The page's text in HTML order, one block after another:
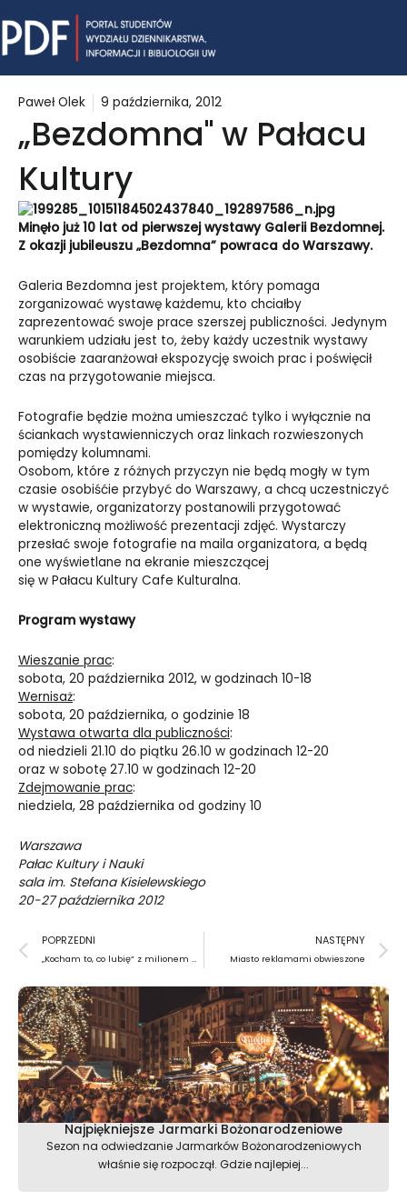
to
content
Paweł Olek 9 października, 2012
„Bezdomna" w Pałacu
Kultury
Minęło już 10 lat od pierwszej wystawy Galerii Bezdomnej.
Z okazji jubileuszu „Bezdomna” powraca do Warszawy.
Galeria Bezdomna jest projektem, który pomaga
zorganizować wystawę każdemu, kto chciałby
zaprezentować swoje prace szerszej publiczności. Jedynym
warunkiem udziału jest to, żeby każdy uczestnik wystawy
osobiście zaaranżował ekspozycję swoich prac i poświęcił
czas na przygotowanie miejsca.
Fotografie będzie można umieszczać tylko i wyłącznie na
ściankach wystawienniczych oraz linkach rozwieszonych
pomiędzy kolumnami.
Osobom, które z różnych przyczyn nie będą mogły w tym
czasie osobiśćie przybyć do Warszawy, a chcą uczestniczyć
w wystawie, organizatorzy postanowili przygotować
elektroniczną możliwość prezentacji zdjęć. Wystarczy
przesłać swoje fotografie na maila organizatora, a będą
one wyświetlane na ekranie mieszczącej
się w Pałacu Kultury Cafe Kulturalna.
Program wystawy
Wieszanie prac:
sobota, 20 października 2012, w godzinach 10-18
Wernisaż:
sobota, 20 października, o godzinie 18
Wystawa otwarta dla publiczności:
od niedzieli 21.10 do piątku 26.10 w godzinach 12-20
oraz w sobotę 27.10 w godzinach 12-20
Zdejmowanie prac:
niedziela, 28 października od godziny 10
Warszawa
Pałac Kultury i Nauki
sala im. Stefana Kisielewskiego
20-27 października 2012
Prev
POPRZEDNI
„Kocham to, co lubię” z milionem widzów
NASTĘPNY
Miasto reklamami obwieszone
Najpiękniejsze Jarmarki Bożonarodzeniowe
Sezon na odwiedzanie Jarmarków Bożonarodzeniowych
właśnie się rozpoczął. Gdzie najlepiej...